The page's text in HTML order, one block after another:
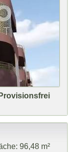
96,48 m²